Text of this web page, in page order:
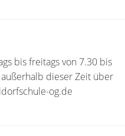
bis freitags von 7.30 bis
dieser Zeit über
og.de